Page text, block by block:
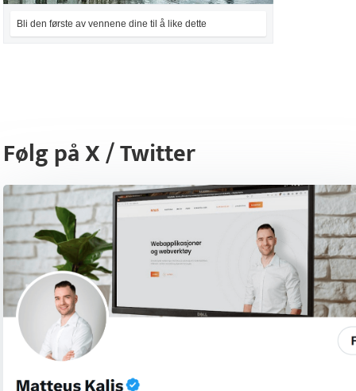
Bli den første av vennene dine til å like dette
Følg på X / Twitter